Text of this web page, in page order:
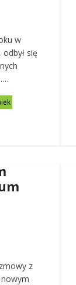
w
się
z